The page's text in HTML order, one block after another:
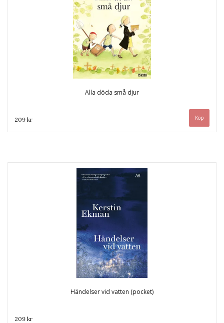
Alla döda små djur
209 kr
Händelser vid vatten (pocket)
209 kr